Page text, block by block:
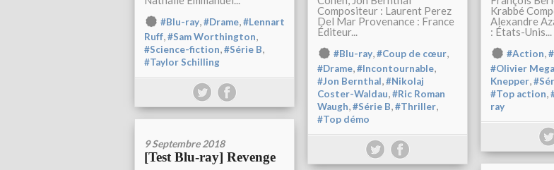
#Blu-ray,#Drame,#Lennart
Ruff,#Sam Worthington,
#Science-fiction,#Série B,
#Taylor Schilling
Compositeur : Laurent Perez
Del Mar Provenance : France
Éditeur...
#Blu-ray,#Coup de cœur,
#Drame,#Incontournable,
#Jon Bernthal,#Nikolaj
Coster-Waldau,#Ric Roman
Waugh,#Série B,#Thriller,
#Top démo
Krabbé
Alexandre
: États-Unis...
#Action,
#Olivier
Knepper,
#Top action,
ray
9 Septembre 2018
[Test Blu-ray] Revenge